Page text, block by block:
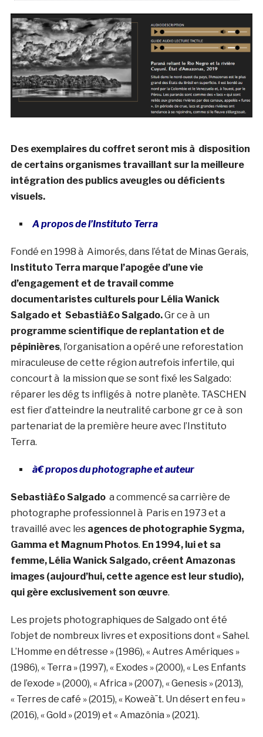
Des exemplaires du coffret seront mis à disposition
de certains organismes travaillant sur la meilleure
intégration des publics aveugles ou déficients
visuels.
A propos de l’Instituto Terra
Fondé en 1998 à Aimorés, dans l’état de Minas Gerais,
Instituto Terra marque l’apogée d’une vie
d’engagement et de travail comme
documentaristes culturels pour Lélia Wanick
Salgado et Sebastià£o Salgado.Gr ce à un
programme scientifique de replantation et de
pépinières, l’organisation a opéré une reforestation
miraculeuse de cette région autrefois infertile, qui
concourt à la mission que se sont fixé les Salgado:
réparer les dég ts infligés à notre planète. TASCHEN
est fier d’atteindre la neutralité carbone gr ce à son
partenariat de la première heure avec l’Instituto
Terra.
à€ propos du photographe et auteur
Sebastià£o Salgadoa commencé sa carrière de
photographe professionnel à Paris en 1973 et a
travaillé avec les agences de photographie Sygma,
Gamma et Magnum Photos. En 1994, lui et sa
femme, Lélia Wanick Salgado, créent Amazonas
images (aujourd’hui, cette agence est leur studio),
qui gère exclusivement son œuvre.
Les projets photographiques de Salgado ont été
l’objet de nombreux livres et expositions dont « Sahel.
L’Homme en détresse » (1986), « Autres Amériques »
(1986), « Terra » (1997), « Exodes » (2000), « Les Enfants
de l’exode » (2000), « Africa » (2007), « Genesis » (2013),
« Terres de café » (2015), « Koweà¯t. Un désert en feu »
(2016), « Gold » (2019) et « Amazônia » (2021).